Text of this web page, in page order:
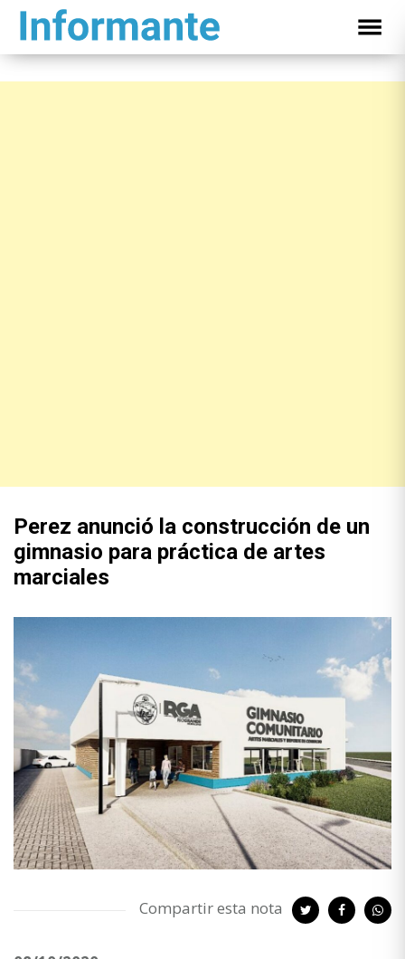
Perez anunció la construcción de un
gimnasio para práctica de artes
marciales
Compartir esta nota